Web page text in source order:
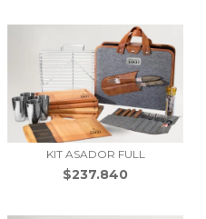
KIT ASADOR FULL
$237.840